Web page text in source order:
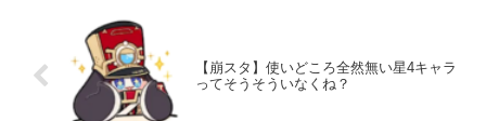
【崩スタ】使いどころ全然無い星4キャラ
ってそうそういなくね？